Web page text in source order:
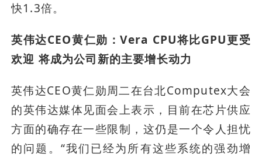
快1.3倍。
英伟达CEO黄仁勋：Vera CPU将比GPU更受
欢迎 将成为公司新的主要增长动力
英伟达CEO黄仁勋周二在台北Computex大会
的英伟达媒体见面会上表示，目前在芯片供应
方面的确存在一些限制，这仍是一个令人担忧
的问题。“我们已经为所有这些系统的强劲增